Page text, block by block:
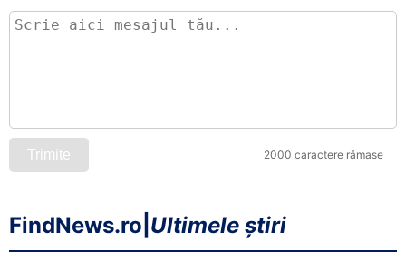
2000 caractere rămase
Trimite
FindNews.ro Ultimele știri